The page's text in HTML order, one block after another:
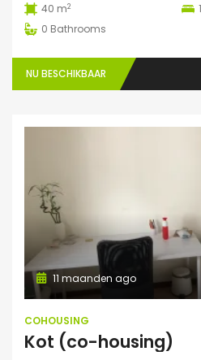
40 m2 1
0 Bathrooms
NU BESCHIKBAAR
11 maanden ago
COHOUSING
Kot (co-housing)